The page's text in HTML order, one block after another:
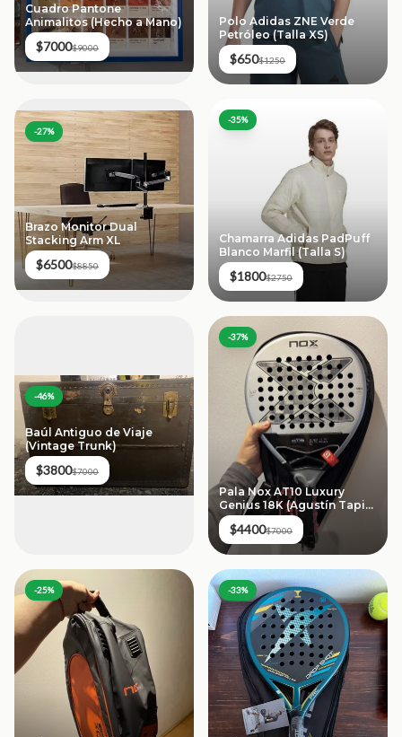
Cuadro Pantone
Animalitos (Hecho a Mano)
$7000$9000
Polo Adidas ZNE Verde
Petróleo (Talla XS)
$650$1250
-27%
Brazo Monitor Dual
Stacking Arm XL
$6500$8850
-35%
Chamarra Adidas PadPuff
Blanco Marfil (Talla S)
$1800$2750
-46%
Baúl Antiguo de Viaje
(Vintage Trunk)
$3800$7000
-37%
Pala Nox AT10 Luxury
Genius 18K (Agustín Tapia
2024)
$4400$7000
-25% -33%